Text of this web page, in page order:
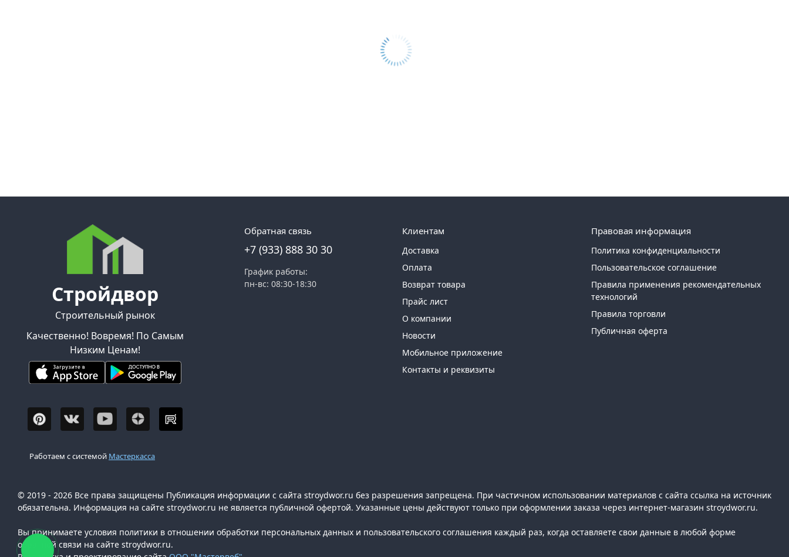
Стройдвор
Строительный рынок
Качественно! Вовремя! По Самым
Низким Ценам!
Обратная связь
+7 (933) 888 30 30
График работы:
пн-вс: 08:30-18:30
Клиентам
Доставка
Оплата
Возврат товара
Прайс лист
О компании
Новости
Мобильное приложение
Контакты и реквизиты
Правовая информация
Политика конфиденциальности
Пользовательское соглашение
Правила применения рекомендательных
технологий
Правила торговли
Публичная оферта
Работаем с системой Мастеркасса
© 2019 - 2026 Все права защищены Публикация информации с сайта stroydwor.ru без разрешения запрещена. При частичном использовании материалов с сайта ссылка на источник
обязательна. Информация на сайте stroydwor.ru не является публичной офертой. Указанные цены действуют только при оформлении заказа через интернет-магазин stroydwor.ru.
Вы принимаете условия политики в отношении обработки персональных данных и пользовательского соглашения каждый раз, когда оставляете свои данные в любой форме
обратной связи на сайте stroydwor.ru.